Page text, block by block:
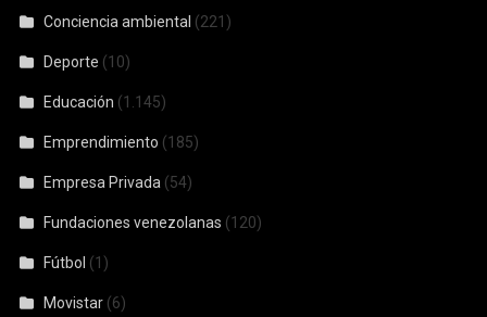
Conciencia ambiental (221)
Deporte (10)
Educación (1.145)
Emprendimiento (185)
Empresa Privada (54)
Fundaciones venezolanas (120)
Fútbol (1)
Movistar (6)